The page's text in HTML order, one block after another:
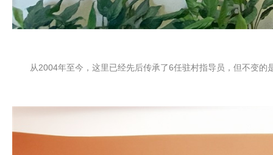
从2004年至今，这里已经先后传承了6任驻村指导员，但不变的